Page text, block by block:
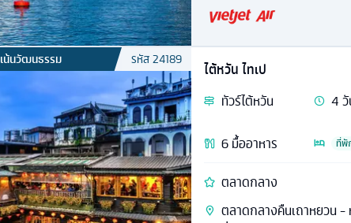
เน้นวัฒนธรรม รหัส24189
ไต้หวัน ไทเป
ทัวร์ไต้หวัน 4
6มื้ออาหาร ที่พั
ตลาดกลาง
ตลาดกลางคืนเถาหยวน